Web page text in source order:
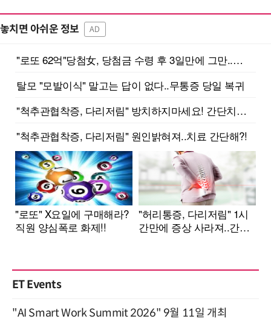
놓치면 아쉬운 정보 AD
ET Events
"AI Smart Work Summit 2026" 9월 11일 개최